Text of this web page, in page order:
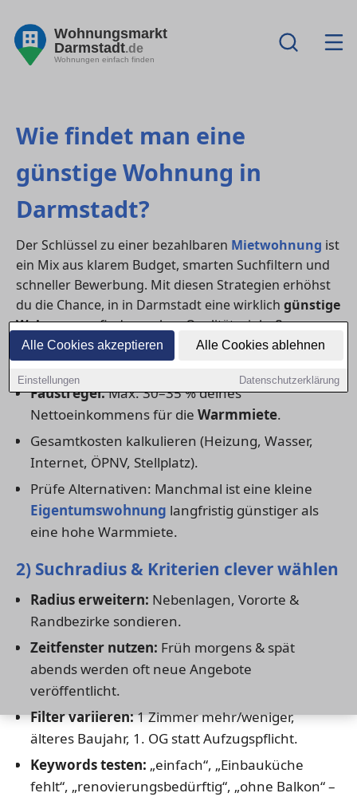
Alle Cookies akzeptieren Alle Cookies ablehnen
Einstellungen Datenschutzerklärung
Wohnungsmarkt
Darmstadt.de
Wohnungen einfach finden
Wie findet man eine
günstige Wohnung in
Darmstadt?
Der Schlüssel zu einer bezahlbaren Mietwohnung ist
ein Mix aus klarem Budget, smarten Suchfiltern und
schneller Bewerbung. Mit diesen Strategien erhöhst
du die Chance, in in Darmstadt eine wirklich günstige
Wohnungzu finden – ohne Qualitätseinbußen.
1) Budget realistisch festlegen
Faustregel:Max. 30–35 % deines
Nettoeinkommens für die Warmmiete.
Gesamtkosten kalkulieren (Heizung, Wasser,
Internet, ÖPNV, Stellplatz).
Prüfe Alternativen: Manchmal ist eine kleine
Eigentumswohnung langfristig günstiger als
eine hohe Warmmiete.
2) Suchradius & Kriterien clever wählen
Radius erweitern: Nebenlagen, Vororte &
Randbezirke sondieren.
Zeitfenster nutzen: Früh morgens & spät
abends werden oft neue Angebote
veröffentlicht.
Filter variieren:1 Zimmer mehr/weniger,
älteres Baujahr, 1. OG statt Aufzugspflicht.
Keywords testen: „einfach“, „Einbauküche
fehlt“, „renovierungsbedürftig“, „ohne Balkon“ –